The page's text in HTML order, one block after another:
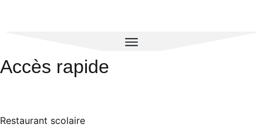
Accès rapide
Restaurant scolaire